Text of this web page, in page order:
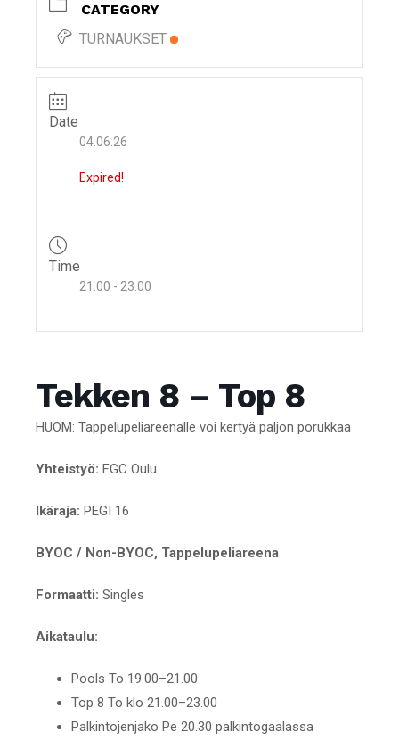
o
CATEGORY
TURNAUKSET
Date
04.06.26
Expired!
Time
21:00 - 23:00
Tekken 8 – Top 8
HUOM: Tappelupeliareenalle voi kertyä paljon porukkaa
Yhteistyö: FGC Oulu
Ikäraja: PEGI 16
BYOC / Non-BYOC, Tappelupeliareena
Formaatti: Singles
Aikataulu:
Pools To 19.00–21.00
Top 8 To klo 21.00–23.00
Palkintojenjako Pe 20.30 palkintogaalassa